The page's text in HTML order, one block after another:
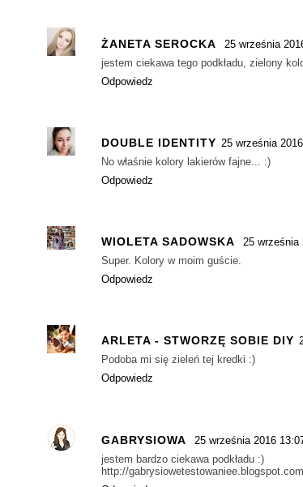
ŻANETA SEROCKA
25 września
jestem ciekawa tego podkładu, zielony
Odpowiedz
DOUBLE IDENTITY 25 września
No właśnie kolory lakierów fajne... :)
Odpowiedz
WIOLETA SADOWSKA
25 września
Super. Kolory w moim guście.
Odpowiedz
ARLETA - STWORZĘ SOBIE DIY
Podoba mi się zieleń tej kredki :)
Odpowiedz
GABRYSIOWA
25 września 2016
jestem bardzo ciekawa podkładu :)
http://